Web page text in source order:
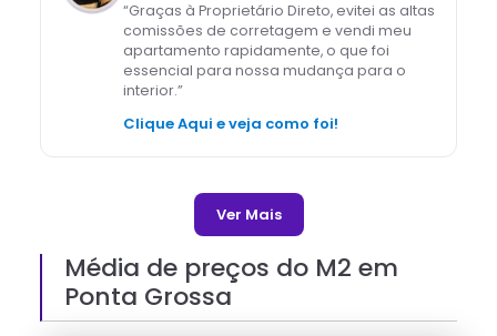
“Graças à Proprietário Direto, evitei as altas
comissões de corretagem e vendi meu
apartamento rapidamente, o que foi
essencial para nossa mudança para o
interior.”
Clique Aqui e veja como foi!
Ver Mais
Média de preços do M2 em
Ponta Grossa